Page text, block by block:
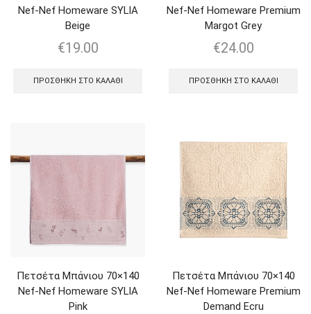
Nef-Nef Homeware SYLIA
Beige
€19.00
ΠΡΟΣΘΉΚΗ ΣΤΟ ΚΑΛΆΘΙ
Nef-Nef Homeware Premium
Margot Grey
€24.00
ΠΡΟΣΘΉΚΗ ΣΤΟ ΚΑΛΆΘΙ
Πετσέτα Μπάνιου 70×140
Nef-Nef Homeware SYLIA
Pink
Πετσέτα Μπάνιου 70×140
Nef-Nef Homeware Premium
Demand Ecru